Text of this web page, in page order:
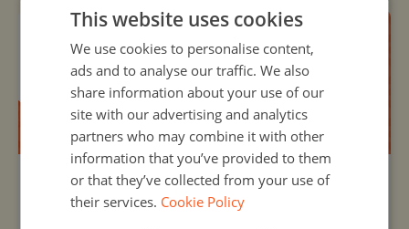
Organizer: Unknown
This website uses cookies
We use cookies to personalise content,
ads and to analyse our traffic. We also
share information about your use of our
site with our advertising and analytics
partners who may combine it with other
information that you’ve provided to them
or that they’ve collected from your use of
their services. Cookie Policy